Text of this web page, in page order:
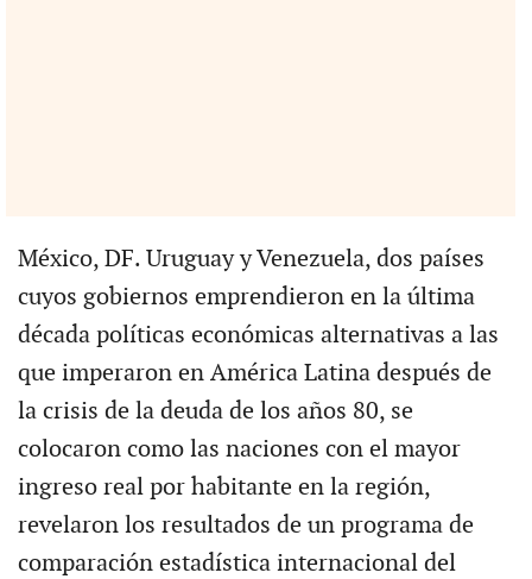
México, DF. Uruguay y Venezuela, dos países
cuyos gobiernos emprendieron en la última
década políticas económicas alternativas a las
que imperaron en América Latina después de
la crisis de la deuda de los años 80, se
colocaron como las naciones con el mayor
ingreso real por habitante en la región,
revelaron los resultados de un programa de
comparación estadística internacional del